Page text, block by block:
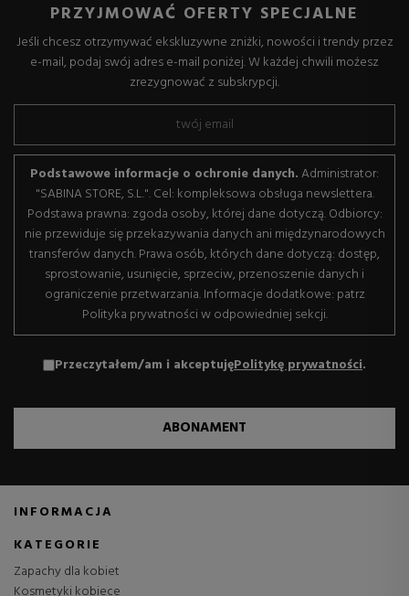
PRZYJMOWAĆ OFERTY SPECJALNE
Jeśli chcesz otrzymywać ekskluzywne zniżki, nowości i trendy przez
e-mail, podaj swój adres e-mail poniżej. W każdej chwili możesz
zrezygnować z subskrypcji.
Podstawowe informacje o ochronie danych.Administrator:
"SABINA STORE, S.L.". Cel: kompleksowa obsługa newslettera.
Podstawa prawna: zgoda osoby, której dane dotyczą. Odbiorcy:
nie przewiduje się przekazywania danych ani międzynarodowych
transferów danych. Prawa osób, których dane dotyczą: dostęp,
sprostowanie, usunięcie, sprzeciw, przenoszenie danych i
ograniczenie przetwarzania. Informacje dodatkowe: patrz
Polityka prywatności w odpowiedniej sekcji.
Przeczytałem/am i akceptujęPolitykę prywatności.
ABONAMENT
INFORMACJA
KATEGORIE
Zapachy dla kobiet